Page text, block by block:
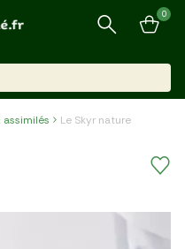
0
assimilés Le Skyr nature